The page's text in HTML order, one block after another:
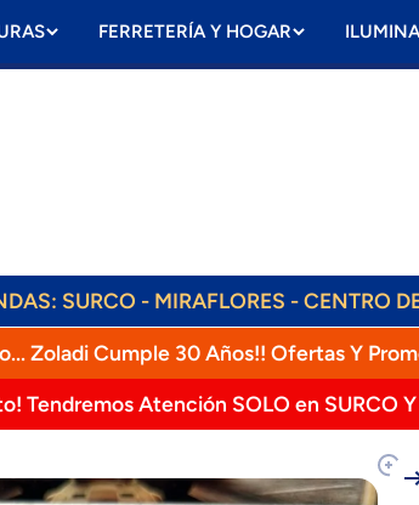
FERRETERÍA Y HOGAR
ENVÍOS DIARIOS! RAPPI, OLVA,
Zoladi Cumple 30 Años!! Ofertas Y
Tendremos Atención SOLO en SURCO